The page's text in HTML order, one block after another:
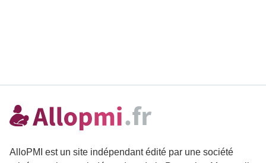
AlloPMI est un site indépendant édité par une société